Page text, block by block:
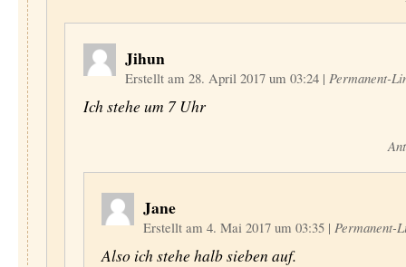
Jihun
Erstellt am 28. April 2017 um 03:24 | Permanent-
Ich stehe um 7 Uhr
Jane
Erstellt am 4. Mai 2017 um 03:35 | Permanent-
Also ich stehe halb sieben auf.